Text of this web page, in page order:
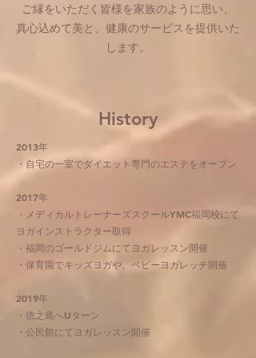
ご縁をいただく皆様を家族のように思い、
真心込めて美と、健康のサービスを提供いた
します。
​History
2013年
・自宅の一室でダイエット専門のエステをオープン
2017年
・メディカルトレーナーズスクールYMC福岡校にて
ヨガインストラクター取得
・福岡のゴールドジムにてヨガレッスン開催
・保育園でキッズヨガや、ベビーヨガレッチ開催
2019年
・徳之島へUターン
・公民館にてヨガレッスン開催